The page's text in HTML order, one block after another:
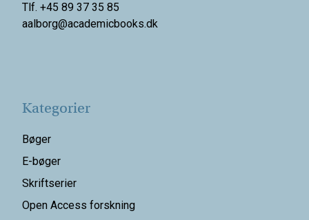
Tlf. +45 89 37 35 85
aalborg@academicbooks.dk
Kategorier
Bøger
E-bøger
Skriftserier
Open Access forskning